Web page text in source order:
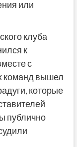
или
клуба
к
с
команд вышел
которые
публично